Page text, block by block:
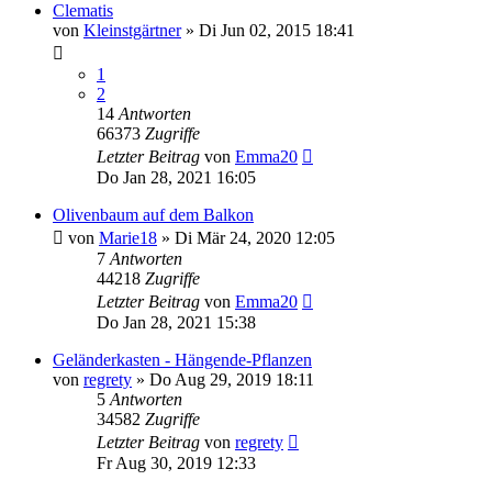
Clematis
von Kleinstgärtner» Di Jun 02, 2015 18:41
1
2
14 Antworten
66373 Zugriffe
Letzter Beitrag von Emma20
Do Jan 28, 2021 16:05
Olivenbaum auf dem Balkon
von Marie18 » Di Mär 24, 2020 12:05
7 Antworten
44218 Zugriffe
Letzter Beitrag von Emma20
Do Jan 28, 2021 15:38
Geländerkasten - Hängende-Pflanzen
von regrety » Do Aug 29, 2019 18:11
5 Antworten
34582 Zugriffe
Letzter Beitrag von regrety
Fr Aug 30, 2019 12:33